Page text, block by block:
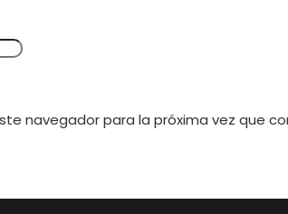
navegador para la próxima vez que